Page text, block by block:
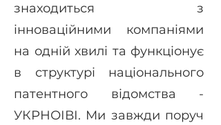
знаходиться з
інноваційними компаніями
на одній хвилі та функціонує
в структурі національного
патентного відомства -
УКРНОІВІ. Ми завжди поруч